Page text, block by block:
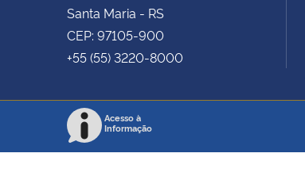
Santa Maria - RS
CEP: 97105-900
+55 (55) 3220-8000
Acesso à
Informação